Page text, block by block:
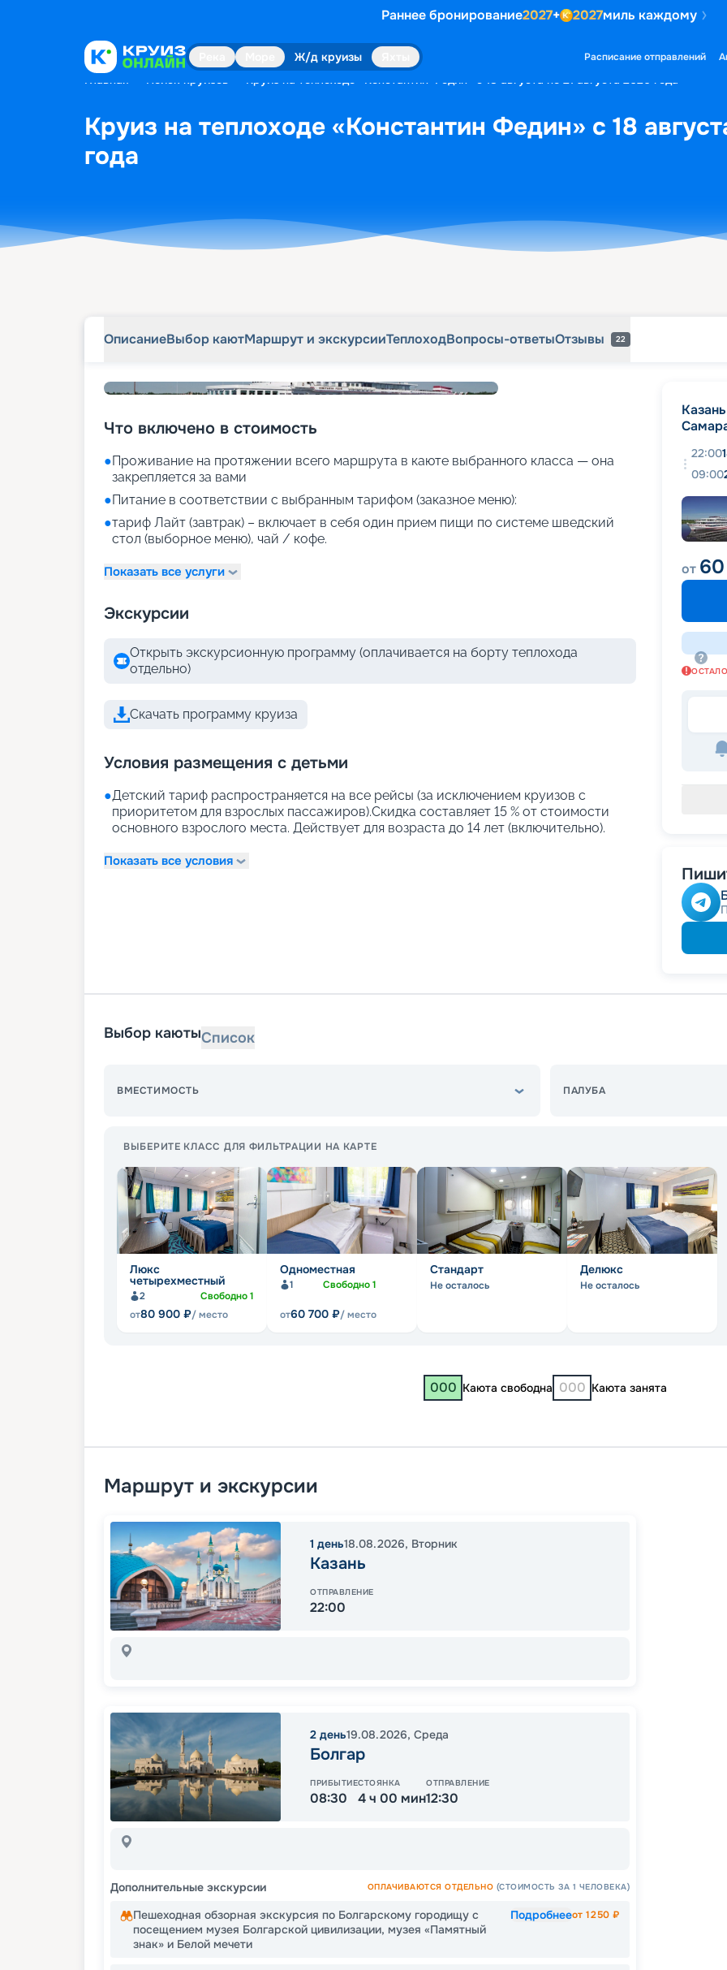
Раннее бронирование2027+ 2027миль каждому
Ж/д круизы Расписание отправлений
Главная Поиск круизов Круиз на теплоходе «Константин Федин» с 18 августа по 21 августа 2026 года
Круиз на теплоходе «Константин Федин» с 18
года
ОписаниеВыбор каютМаршрут и экскурсииТеплоходВопросы-ответыОтзывы 22
Что включено в стоимость
●Проживание на протяжении всего маршрута в каюте выбранного класса — она
закрепляется за вами
●Питание в соответствии с выбранным тарифом (заказное меню):
●тариф Лайт (завтрак) – включает в себя один прием пищи по системе шведский
стол (выборное меню), чай / кофе.
Показать все услуги
Экскурсии
Открыть экскурсионную программу (оплачивается на борту теплохода
отдельно)
Скачать программу круиза
Условия размещения с детьми
●Детский тариф распространяется на все рейсы (за исключением круизов с
приоритетом для взрослых пассажиров).Скидка составляет 15 % от стоимости
основного взрослого места. Действует для возраста до 14 лет (включительно).
Показать все условия
Казань
22:00
09:00
от
Выбор каютыСписок
ВМЕСТИМОСТЬ ПАЛУБА
ВЫБЕРИТЕ КЛАСС ДЛЯ ФИЛЬТРАЦИИ НА КАРТЕ
Люкс
четырехместный
2 Свободно1
от80 900 ₽/ место
Одноместная
1 Свободно1
от60 700 ₽/ место
Стандарт
Не осталось
Делюкс
Не осталось
000 Каюта свободна 000 Каюта занята
Маршрут и экскурсии
1 день18.08.2026, Вторник
Казань
ОТПРАВЛЕНИЕ
22:00
2 день19.08.2026, Среда
Болгар
ПРИБЫТИЕ
08:30
СТОЯНКА
4 ч 00 мин
ОТПРАВЛЕНИЕ
12:30
Дополнительные экскурсии ОПЛАЧИВАЮТСЯ ОТДЕЛЬНО (СТОИМОСТЬ ЗА 1 ЧЕЛОВЕКА)
Пешеходная обзорная экскурсия по Болгарскому городищу с
посещением музея Болгарской цивилизации, музея «Памятный
знак» и Белой мечети
Подробнееот1250 ₽